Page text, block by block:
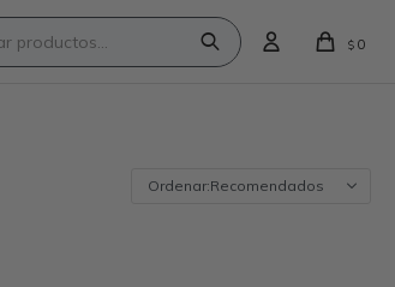
$ 0
Recomendados